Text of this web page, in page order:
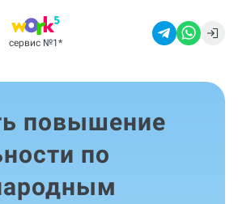
сервис №1 *
повышение
по